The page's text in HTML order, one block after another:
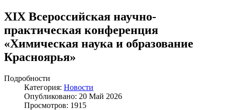
XIX Всероссийская научно-
практическая конференция
«Химическая наука и образование
Красноярья»
Подробности
Категория: Новости
Опубликовано: 20 Май 2026
Просмотров: 1915